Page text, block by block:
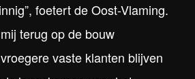
foetert de Oost-Vlaming.
terug op de bouw
vaste klanten blijven